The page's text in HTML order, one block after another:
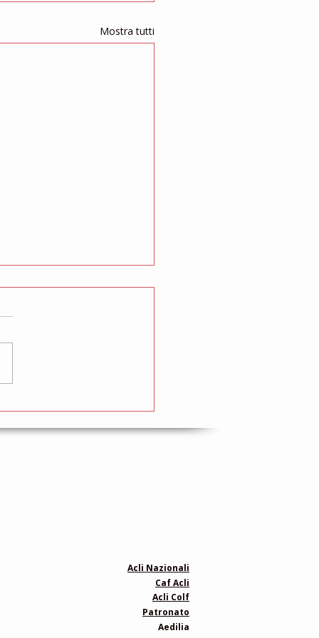
Mostra tutti
e baby sitter
Acli Nazionali
Caf Acli
Acli Colf
Patronato
Aedilia